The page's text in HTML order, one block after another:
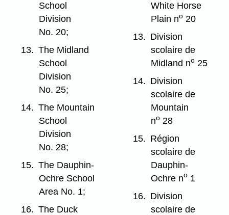
School
Division
No. 20;
13. The Midland
School
Division
No. 25;
14. The Mountain
School
Division
No. 28;
15. The Dauphin-
Ochre School
Area No. 1;
16. The Duck
White Horse
Plain no 20
13. Division
scolaire de
Midland no 25
14. Division
scolaire de
Mountain
no 28
15. Région
scolaire de
Dauphin-
Ochre no 1
16. Division
scolaire de